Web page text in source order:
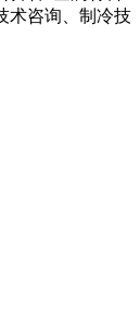
术咨询、制冷技